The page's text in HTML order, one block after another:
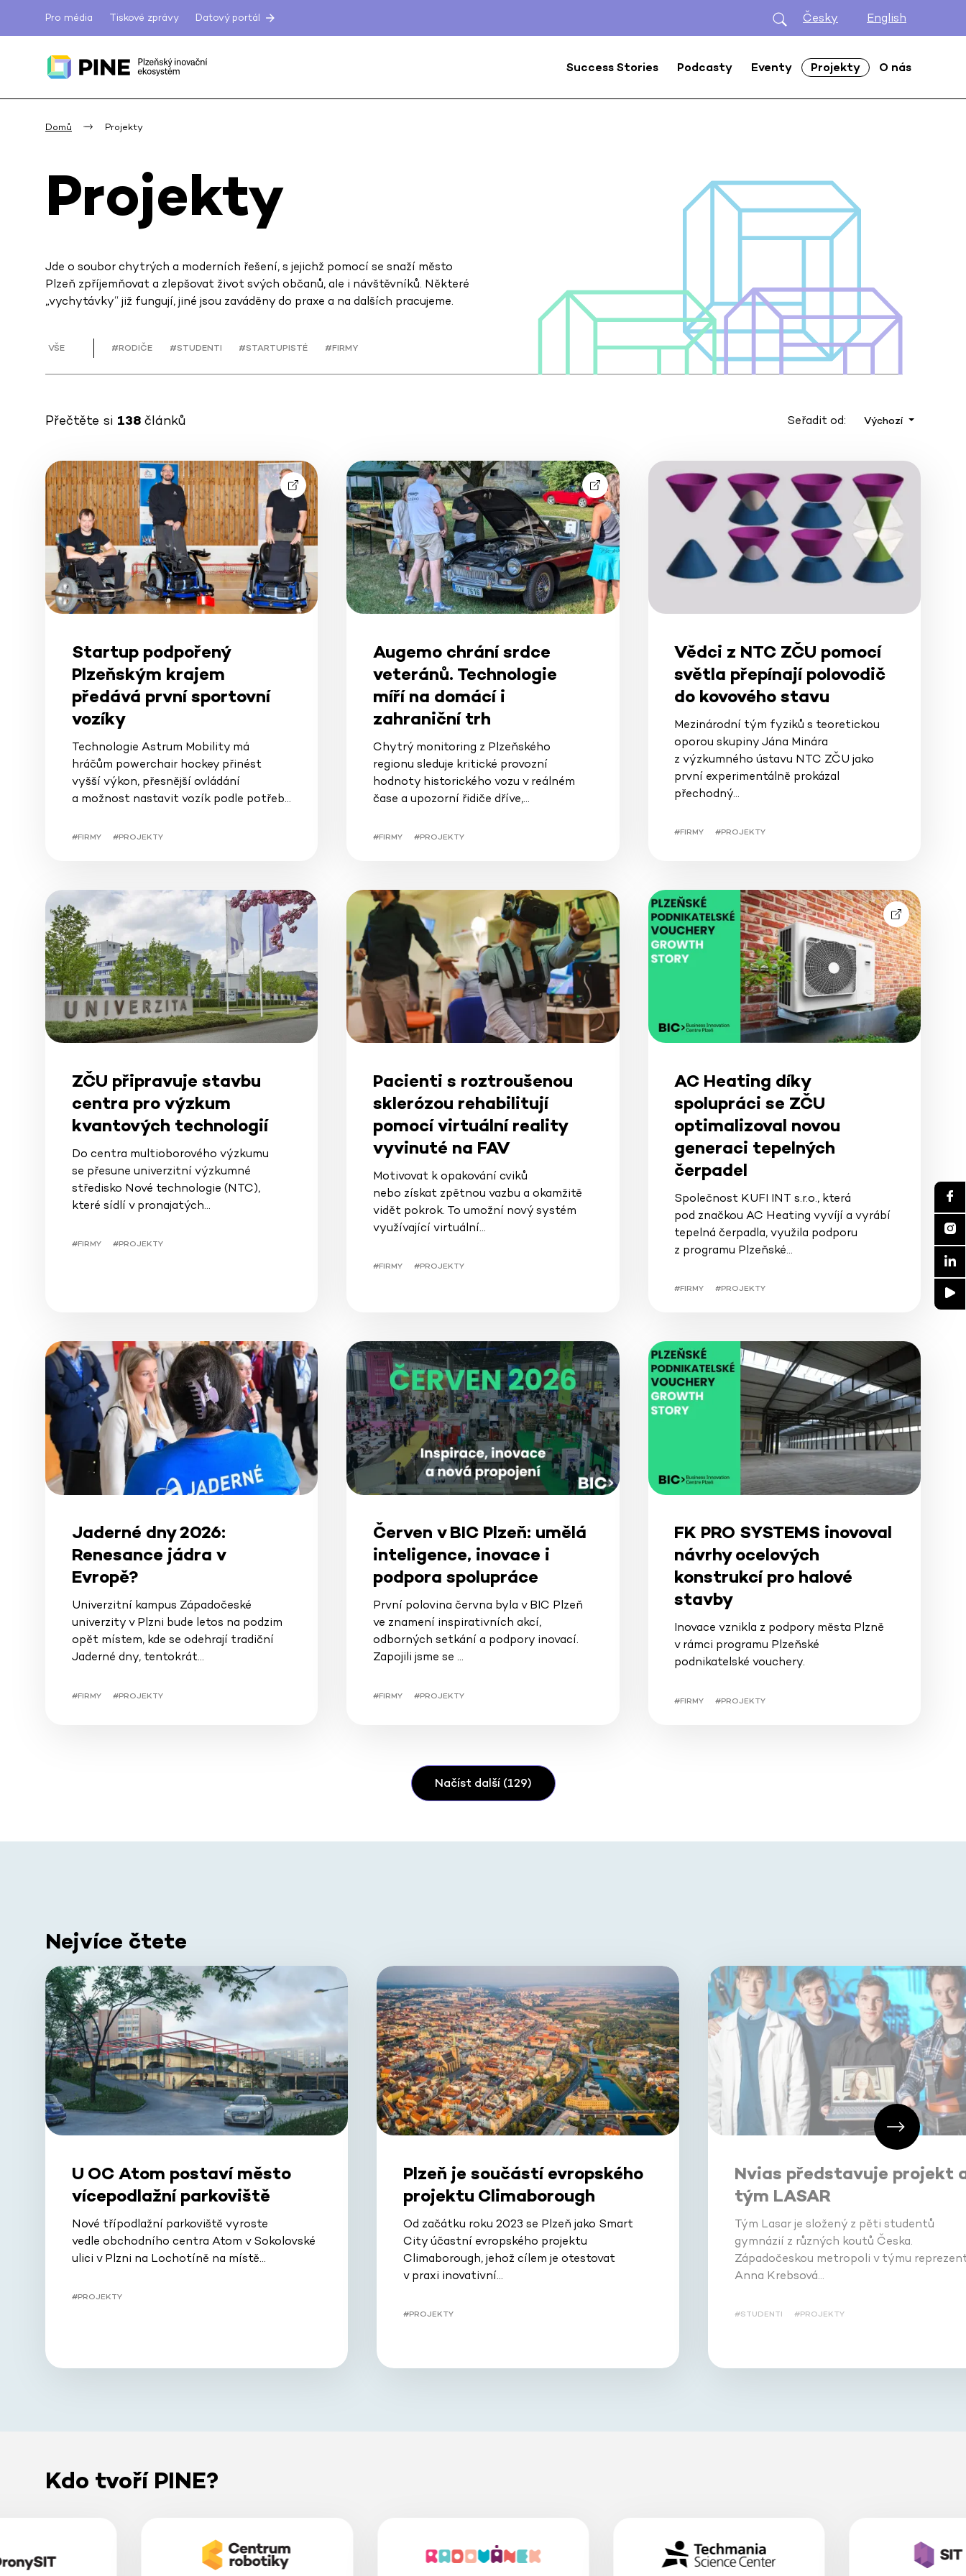
Pro média Tiskové zprávy Datový portál Česky English
Success Stories Podcasty Eventy Projekty O nás
Domů Projekty
Projekty
Jde o soubor chytrých a moderních řešení, s jejichž pomocí se snaží město
Plzeň zpříjemňovat a zlepšovat život svých občanů, ale i návštěvníků. Některé
„vychytávky“ již fungují, jiné jsou zaváděny do praxe a na dalších pracujeme.
VŠE #RODIČE #STUDENTI #STARTUPISTÉ #FIRMY
Přečtěte si 138 článků Seřadit od: Výchozí
Startup podpořený
Plzeňským krajem
předává první sportovní
vozíky
Technologie Astrum Mobility má
hráčům powerchair hockey přinést
vyšší výkon, přesnější ovládání
a možnost nastavit vozík podle potřeb…
#FIRMY #PROJEKTY
Augemo chrání srdce
veteránů. Technologie
míří na domácí i
zahraniční trh
Chytrý monitoring z Plzeňského
regionu sleduje kritické provozní
hodnoty historického vozu v reálném
čase a upozorní řidiče dříve,…
#FIRMY #PROJEKTY
Vědci z NTC ZČU pomocí
světla přepínají polovodič
do kovového stavu
Mezinárodní tým fyziků s teoretickou
oporou skupiny Jána Minára
z výzkumného ústavu NTC ZČU jako
první experimentálně prokázal
přechodný…
#FIRMY #PROJEKTY
ZČU připravuje stavbu
centra pro výzkum
kvantových technologií
Do centra multioborového výzkumu
se přesune univerzitní výzkumné
středisko Nové technologie (NTC),
které sídlí v pronajatých…
#FIRMY #PROJEKTY
Pacienti s roztroušenou
sklerózou rehabilitují
pomocí virtuální reality
vyvinuté na FAV
Motivovat k opakování cviků
nebo získat zpětnou vazbu a okamžitě
vidět pokrok. To umožní nový systém
využívající virtuální…
#FIRMY #PROJEKTY
AC Heating díky
spolupráci se ZČU
optimalizoval novou
generaci tepelných
čerpadel
Společnost KUFI INT s.r.o., která
pod značkou AC Heating vyvíjí a vyrábí
tepelná čerpadla, využila podporu
z programu Plzeňské…
#FIRMY #PROJEKTY
Jaderné dny 2026:
Renesance jádra v
Evropě?
Univerzitní kampus Západočeské
univerzity v Plzni bude letos na podzim
opět místem, kde se odehrají tradiční
Jaderné dny, tentokrát…
#FIRMY #PROJEKTY
Červen v BIC Plzeň: umělá
inteligence, inovace i
podpora spolupráce
První polovina června byla v BIC Plzeň
ve znamení inspirativních akcí,
odborných setkání a podpory inovací.
Zapojili jsme se …
#FIRMY #PROJEKTY
FK PRO SYSTEMS inovoval
návrhy ocelových
konstrukcí pro halové
stavby
Inovace vznikla z podpory města Plzně
v rámci programu Plzeňské
podnikatelské vouchery.
#FIRMY #PROJEKTY
Načíst další (129)
Nejvíce čtete
U OC Atom postaví město
vícepodlažní parkoviště
Nové třípodlažní parkoviště vyroste
vedle obchodního centra Atom v Sokolovské
ulici v Plzni na Lochotíně na místě…
#PROJEKTY
Plzeň je součástí evropského
projektu Climaborough
Od začátku roku 2023 se Plzeň jako Smart
City účastní evropského projektu
Climaborough, jehož cílem je otestovat
v praxi inovativní…
#PROJEKTY
Nvias představuje projekt
tým LASAR
Tým Lasar je složený z pěti studentů
gymnázií z různých koutů Česka.
Západočeskou metropoli v týmu
Anna Krebsová…
#STUDENTI #PROJEKTY
Kdo tvoří PINE?